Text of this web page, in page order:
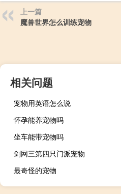
上一篇
魔兽世界怎么训练宠物
相关问题
宠物用英语怎么说
怀孕能养宠物吗
坐车能带宠物吗
剑网三第四只门派宠物
最奇怪的宠物